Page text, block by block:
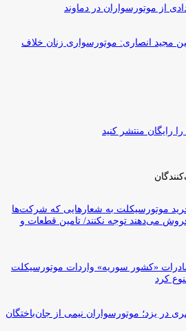
از موتورسواران در دماوند
مجید انصاری: موتورسواری زنان خلاف
رایگان منتشر کنید
موتورسیکلت به شعارهایی که شرکت‌ها
می‌دهند توجه نکنند/ تامین قطعات و
«کشور سوریه» واردات موتورسیکلت
در یزد؛ موتورسواران نیمی از جان‌باختگان